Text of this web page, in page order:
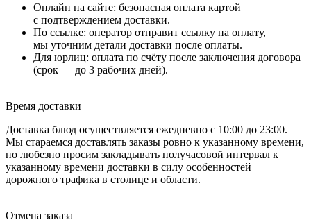
Онлайн на сайте: безопасная оплата картой
с подтверждением доставки.
По ссылке: оператор отправит ссылку на оплату,
мы уточним детали доставки после оплаты.
Для юрлиц: оплата по счёту после заключения договора
(срок — до 3 рабочих дней).
Время доставки
Доставка блюд осуществляется ежедневно с 10:00 до 23:00.
Мы стараемся доставлять заказы ровно к указанному времени,
но любезно просим закладывать получасовой интервал к
указанному времени доставки в силу особенностей
дорожного трафика в столице и области.
Отмена заказа